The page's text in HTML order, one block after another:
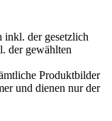
inkl. der gesetzlich
der gewählten
Produktbilder
und dienen nur der